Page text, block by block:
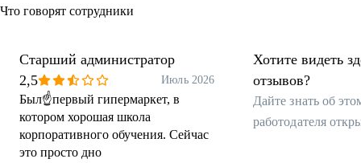
Что говорят сотрудники
Старший администратор
2,5
Июль 2026
Был☝️первый гипермаркет, в
котором хорошая школа
корпоративного обучения. Сейчас
это просто дно
Хотите видеть
отзывов?
Дайте знать об
работодателя